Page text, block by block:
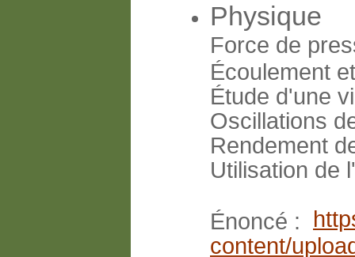
Physique
Force de
Écoulement
Étude d'une
Oscillations
Rendement
Utilisation de
Énoncé :
content/